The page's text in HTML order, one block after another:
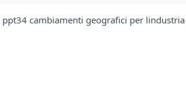
ppt34 cambiamenti geografici per